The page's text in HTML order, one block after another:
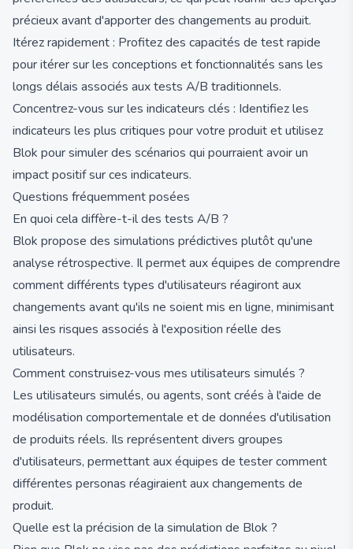
précieux avant d'apporter des changements au produit.
Itérez rapidement : Profitez des capacités de test rapide
pour itérer sur les conceptions et fonctionnalités sans les
longs délais associés aux tests A/B traditionnels.
Concentrez-vous sur les indicateurs clés : Identifiez les
indicateurs les plus critiques pour votre produit et utilisez
Blok pour simuler des scénarios qui pourraient avoir un
impact positif sur ces indicateurs.
Questions fréquemment posées
En quoi cela diffère-t-il des tests A/B ?
Blok propose des simulations prédictives plutôt qu'une
analyse rétrospective. Il permet aux équipes de comprendre
comment différents types d'utilisateurs réagiront aux
changements avant qu'ils ne soient mis en ligne, minimisant
ainsi les risques associés à l'exposition réelle des
utilisateurs.
Comment construisez-vous mes utilisateurs simulés ?
Les utilisateurs simulés, ou agents, sont créés à l'aide de
modélisation comportementale et de données d'utilisation
de produits réels. Ils représentent divers groupes
d'utilisateurs, permettant aux équipes de tester comment
différentes personas réagiraient aux changements de
produit.
Quelle est la précision de la simulation de Blok ?